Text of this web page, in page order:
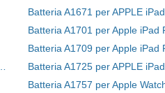
Batteria A1671 per APPLE
Batteria A1701 per Apple iPad
Batteria A1709 per Apple iPad
Batteria A1725 per APPLE
Batteria A1757 per Apple